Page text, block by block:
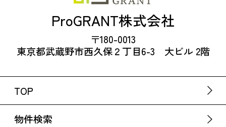
ProGRANT株式会社
〒180-0013
東京都武蔵野市西久保２丁目6-3 大ビル 2階
TOP
物件検索